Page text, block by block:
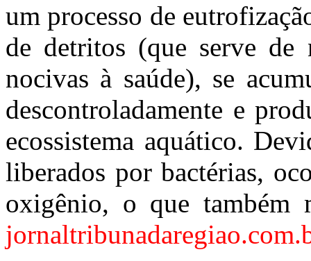
um processo de
de detritos (que serve de
nocivas à saúde), se
descontroladamente e
ecossistema aquático.
liberados por bactérias,
oxigênio, o que também